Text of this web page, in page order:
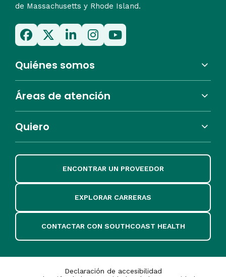
de Massachusetts y Rhode Island.
Quiénes somos
Áreas de atención
Quiero
ENCONTRAR UN PROVEEDOR
EXPLORAR CARRERAS
CONTACTAR CON SOUTHCOAST HEALTH
Declaración de accesibilidad